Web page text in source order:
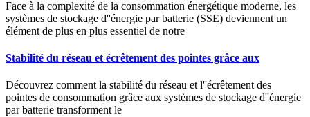
Face à la complexité de la consommation énergétique moderne, les
systèmes de stockage d''énergie par batterie (SSE) deviennent un
élément de plus en plus essentiel de notre
Stabilité du réseau et écrêtement des pointes grâce aux
Découvrez comment la stabilité du réseau et l''écrêtement des
pointes de consommation grâce aux systèmes de stockage d''énergie
par batterie transforment le